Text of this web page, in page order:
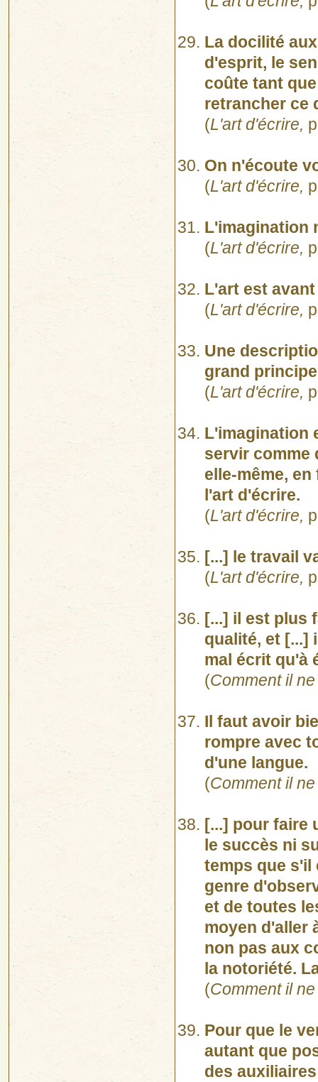
La docilité
d'esprit, le
coûte tant
retrancher ce
(L'art d'écrire,
On n'écoute
(L'art d'écrire,
L'imagination
(L'art d'écrire,
L'art est
(L'art d'écrire,
Une
grand
(L'art d'écrire,
L'imagination
servir comme
elle-même,
l'art d'écrire.
(L'art d'écrire,
[...] le travail
(L'art d'écrire,
[...] il est plus
qualité, et [...]
mal écrit qu'à
(Comment il
Il faut avoir
rompre avec
d'une langue.
(Comment il
[...] pour faire
le succès ni
temps que s'il
genre
et de toutes
moyen d'aller
non pas aux
la notoriété.
(Comment il
Pour que le
autant que
des